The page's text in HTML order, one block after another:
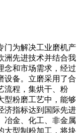
门为解决工业磨机产
洲先进技术并结合我
念和市场需求，经过
设备。立磨采用了合
流程，集烘干、粉
型粉磨工艺中，能够
济指标达到国际先进
冶金、化工、非金属
大型制粉加工，将块